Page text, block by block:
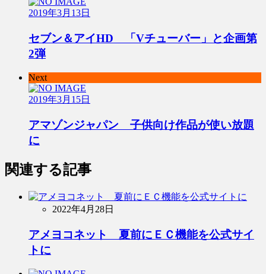
2019年3月13日
セブン＆アイHD 「Vチューバー」と企画第
2弾
Next
2019年3月15日
アマゾンジャパン 子供向け作品が使い放題
に
関連する記事
2022年4月28日
アメヨコネット 夏前にＥＣ機能を公式サイ
トに